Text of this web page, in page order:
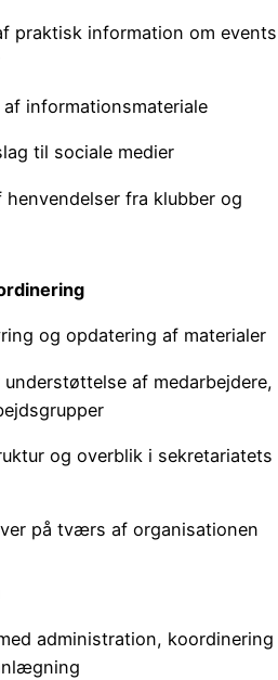
praktisk information om events
af informationsmateriale
til sociale medier
henvendelser fra klubber og
og opdatering af materialer
af medarbejdere,
og overblik i sekretariatets
på tværs af organisationen
administration, koordinering